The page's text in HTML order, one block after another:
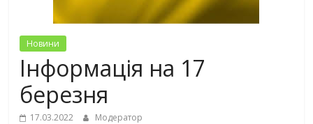
Новини
Інформація на 17
березня
17.03.2022 Модератор